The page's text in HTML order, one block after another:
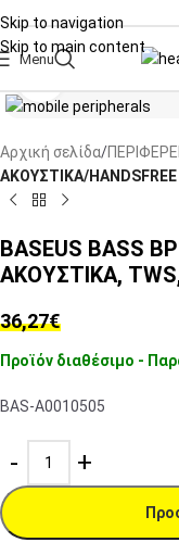
Skip to navigation
Skip to main content
Menu
Αρχική σελίδα
ΑΚΟΥΣΤΙΚΑ/HANDSFREE
BASEUS BASS
ΑΚΟΥΣΤΙΚΑ,
36,27€
Προϊόν διαθέσιμο -
BAS-A0010505